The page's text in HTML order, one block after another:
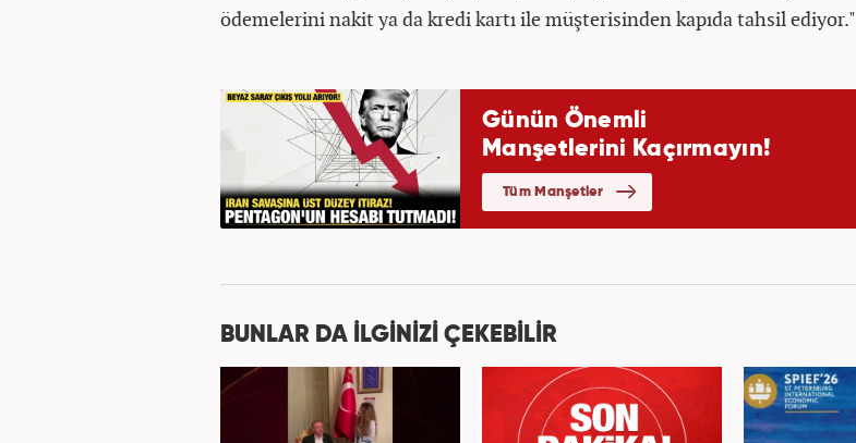
ödemelerini nakit ya da kredi kartı ile müşterisinden kapıda tahsil ediyor."
BUNLAR DA İLGİNİZİ ÇEKEBİLİR